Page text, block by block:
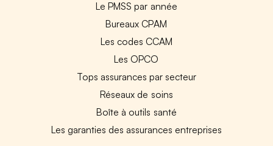
Le PMSS par année
Bureaux CPAM
Les codes CCAM
Les OPCO
Tops assurances par secteur
Réseaux de soins
Boîte à outils santé
Les garanties des assurances entreprises